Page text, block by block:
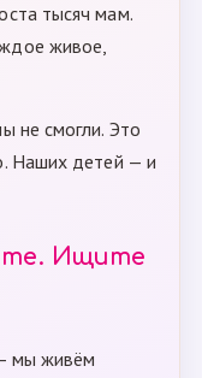
тысяч мам.
живое,
не смогли. Это
Наших детей — и
Ищите
мы живём